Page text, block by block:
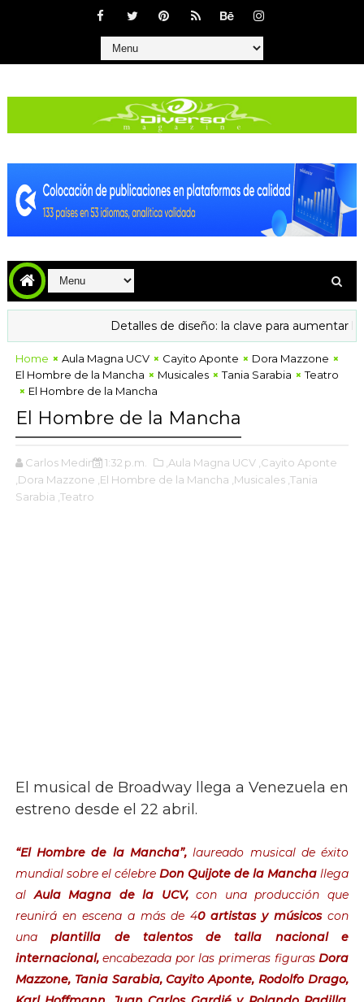
Detalles de diseño: la clave para aumentar la confianza y
Home Aula Magna UCV Cayito Aponte
Dora Mazzone
El Hombre de la Mancha
Musicales Tania Sarabia
Teatro
El Hombre de la Mancha
El Hombre de la Mancha
Carlos Medina 1:32 p.m. ,Aula Magna UCV ,Cayito Aponte
,Dora Mazzone ,El Hombre de la Mancha ,Musicales ,Tania
Sarabia ,Teatro
El musical de Broadway llega a Venezuela en
estreno desde el 22 abril.
“El Hombre de la Mancha”, laureado musical de éxito
mundial sobre el célebre Don Quijote de la Mancha llega
al Aula Magna de la UCV,con una producción que
reunirá en escena a más de 40 artistas y músicoscon
unaplantilla de talentos de talla nacional e
internacional,encabezada por las primeras figuras Dora
Mazzone, Tania Sarabia, Cayito Aponte, Rodolfo Drago,